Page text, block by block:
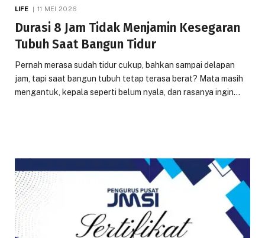
LIFE 11 MEI 2026
Durasi 8 Jam Tidak Menjamin Kesegaran
Tubuh Saat Bangun Tidur
Pernah merasa sudah tidur cukup, bahkan sampai delapan
jam, tapi saat bangun tubuh tetap terasa berat? Mata masih
mengantuk, kepala seperti belum nyala, dan rasanya ingin…